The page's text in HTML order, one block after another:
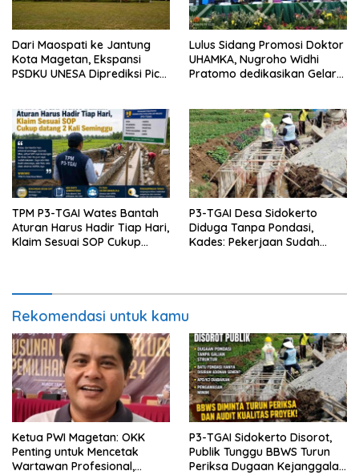
Dari Maospati ke Jantung
Kota Magetan, Ekspansi
PSDKU UNESA Diprediksi Picu
Lulus Sidang Promosi Doktor
UHAMKA, Nugroho Widhi
Pratomo dedikasikan Gelar
TPM P3-TGAI Wates Bantah
Aturan Harus Hadir Tiap Hari,
Klaim Sesuai SOP Cukup
P3-TGAI Desa Sidokerto
Diduga Tanpa Pondasi,
Kades: Pekerjaan Sudah
Rekomendasi untuk kamu
Ketua PWI Magetan: OKK
Penting untuk Mencetak
Wartawan Profesional,
P3-TGAI Sidokerto Disorot,
Publik Tunggu BBWS Turun
Periksa Dugaan Kejanggalan